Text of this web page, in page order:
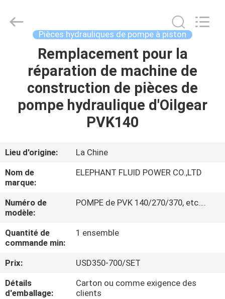
MAISON
PRODUITS
DE
NOUS
VISITE
D'USINE
CONTRÔLE
DE
QUALITÉ
Elephant
Fluid
Pièces hydrauliques de pompe à piston
Remplacement pour la
réparation de machine de
construction de pièces de
pompe hydraulique d'Oilgear
PVK140
Lieu d'origine:
La Chine
Nom de
marque:
ELEPHANT FLUID POWER CO.,LTD
Numéro de
modèle:
POMPE de PVK 140/270/370, etc….
Quantité de
commande min:
1 ensemble
Prix:
USD350-700/SET
Détails
d'emballage:
Carton ou comme exigence des
clients